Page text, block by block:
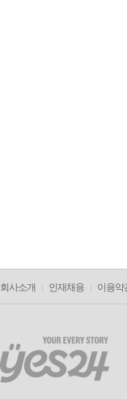
회사소개 인재채용 이용약